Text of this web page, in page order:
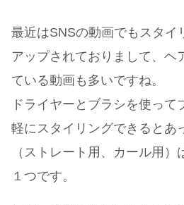
最近はSNSの動画でもスタイ
アップされておりまして、ヘ
ている動画も多いですね。
ドライヤーとブラシを使っ
軽にスタイリングできるとあ
（ストレート用、カール用
１つです。